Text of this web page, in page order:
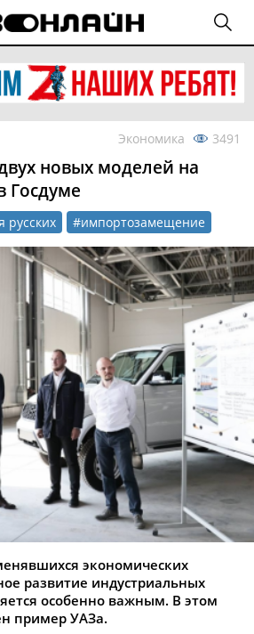
Экономика 3491
новых моделей на
Госдуме
русских #импортозамещение
экономических
развитие индустриальных
особенно важным. В этом
пример УАЗа.